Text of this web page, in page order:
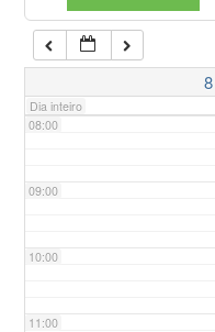
8
Dia inteiro
07:00
08:00
09:00
10:00
11:00